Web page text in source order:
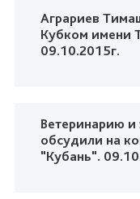
Аграриев
Кубком имени
09.10.2015г.
Ветеринарию и
обсудили на
"Кубань".